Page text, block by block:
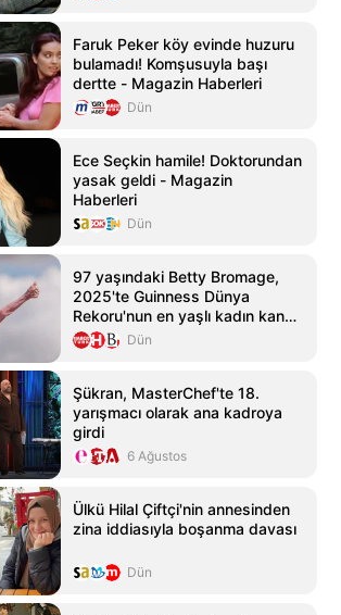
5
Faruk Peker köy evinde huzuru
bulamadı! Komşusuyla başı
dertte - Magazin Haberleri
Dün
Ece Seçkin hamile! Doktorundan
yasak geldi - Magazin
Haberleri
Dün
97 yaşındaki Betty Bromage,
2025'te Guinness Dünya
Rekoru'nun en yaşlı kadın kanat
yürüyüşçüsüne sahip oldu
Dün
Şükran, MasterChef'te 18.
yarışmacı olarak ana kadroya
girdi
6 Ağustos
Ülkü Hilal Çiftçi'nin annesinden
zina iddiasıyla boşanma davası
Dün